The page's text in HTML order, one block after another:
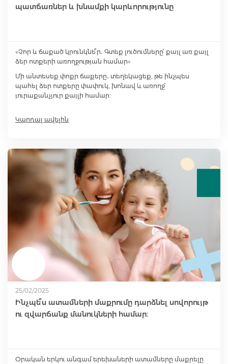
պատճառներ և խնամքի կարևորությունը
«Չոր և ճաքած կրունկնե՞ր․ Գտեք լուծումները՝ քայլ առ քայլ
ձեր ոտքերի առողջության համար»
Մի անտեսեք փոքր ճաքերը․ տեղեկացեք, թե ինչպես
պահել ձեր ոտքերը փափուկ, խոնավ և առողջ՝
յուրաքանչյուր քայլի համար։
Կարդալ ավելին
25/02/2025
Ինչպե՞ս ատամների մաքրումը դարձնել սովորույթ
ու զվարճանք մանուկների համար:
Օրական երկու անգամ երեխաների ատամները մաքրելը